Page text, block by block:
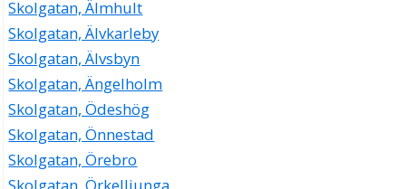
Skolgatan, Älmhult
Skolgatan, Älvkarleby
Skolgatan, Älvsbyn
Skolgatan, Ängelholm
Skolgatan, Ödeshög
Skolgatan, Önnestad
Skolgatan, Örebro
Skolgatan, Örkelljunga